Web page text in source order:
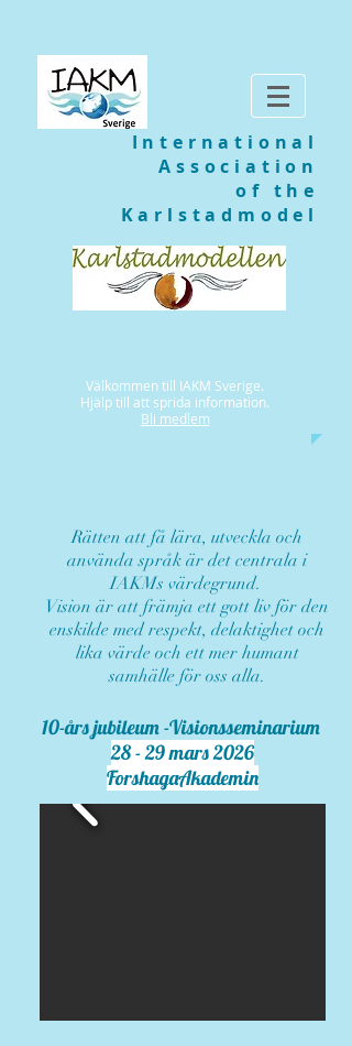
International
Association
of the
Karlstadmodel
Välkommen till IAKM Sverige.
Hjälp till att sprida information.
Bli medlem
Rätten att få lära, utveckla och
använda språk är det centrala i
IAKMs värdegrund.
Vision är att främja ett gott liv för den
enskilde med respekt, delaktighet och
lika värde och ett mer humant
samhälle för oss alla.
10-års jubileum -Visionsseminarium
28 - 29 mars 2026
ForshagaAkademin